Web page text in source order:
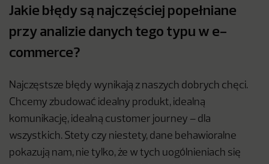
Jakie błędy są najczęściej popełniane
przy analizie danych tego typu w e-
commerce?
Najczęstsze błędy wynikają z naszych dobrych chęci.
Chcemy zbudować idealny produkt, idealną
komunikację, idealną customer journey – dla
wszystkich. Stety czy niestety, dane behawioralne
pokazują nam, nie tylko, że w tych uogólnieniach się